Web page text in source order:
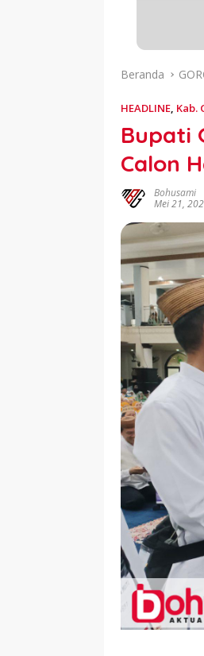
Beranda
HEADLINE, Kab.
Bupati
Calon
Bohusami
Mei 21,